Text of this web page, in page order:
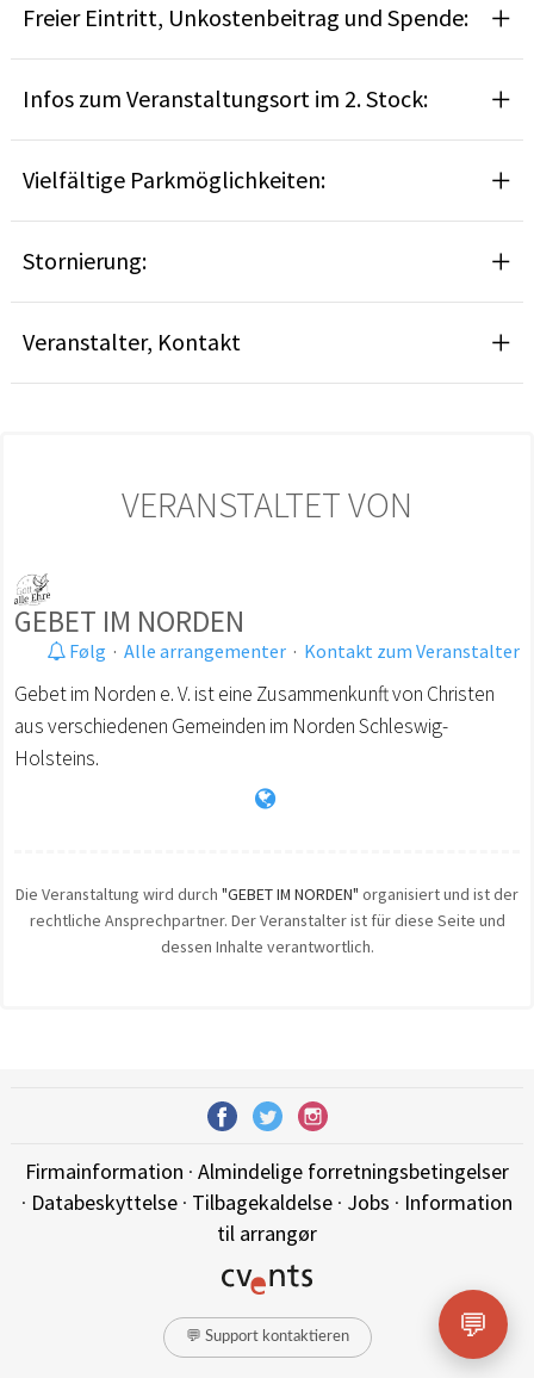
Freier Eintritt, Unkostenbeitrag und Spende:
Infos zum Veranstaltungsort im 2. Stock:
Vielfältige Parkmöglichkeiten:
Stornierung:
Veranstalter, Kontakt
VERANSTALTET VON
GEBET IM NORDEN
Følg · Alle arrangementer · Kontakt zum Veranstalter
Gebet im Norden e. V. ist eine Zusammenkunft von Christen
aus verschiedenen Gemeinden im Norden Schleswig-
Holsteins.
Die Veranstaltung wird durch "GEBET IM NORDEN" organisiert und ist der
rechtliche Ansprechpartner. Der Veranstalter ist für diese Seite und
dessen Inhalte verantwortlich.
Firmainformation · Almindelige forretningsbetingelser
· Databeskyttelse · Tilbagekaldelse · Jobs · Information
til arrangør
💬 Support kontaktieren 💬